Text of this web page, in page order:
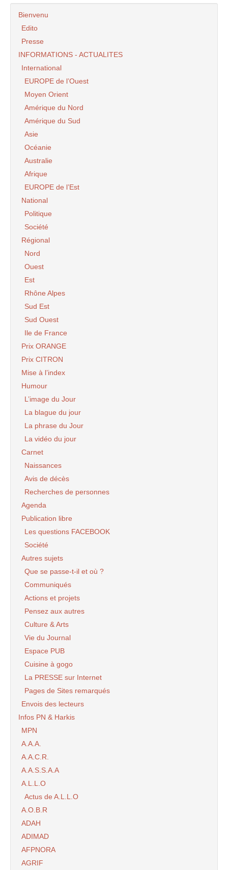
Bienvenu
Edito
Presse
INFORMATIONS - ACTUALITES
International
EUROPE de l’Ouest
Moyen Orient
Amérique du Nord
Amérique du Sud
Asie
Océanie
Australie
Afrique
EUROPE de l’Est
National
Politique
Société
Régional
Nord
Ouest
Est
Rhône Alpes
Sud Est
Sud Ouest
Ile de France
Prix ORANGE
Prix CITRON
Mise à l’index
Humour
L’image du Jour
La blague du jour
La phrase du Jour
La vidéo du jour
Carnet
Naissances
Avis de décès
Recherches de personnes
Agenda
Publication libre
Les questions FACEBOOK
Société
Autres sujets
Que se passe-t-il et où ?
Communiqués
Actions et projets
Pensez aux autres
Culture & Arts
Vie du Journal
Espace PUB
Cuisine à gogo
La PRESSE sur Internet
Pages de Sites remarqués
Envois des lecteurs
Infos PN & Harkis
MPN
A.A.A.
A.A.C.R.
A.A.S.S.A.A
A.L.L.O
Actus de A.L.L.O
A.O.B.R
ADAH
ADIMAD
AFPNORA
AGRIF